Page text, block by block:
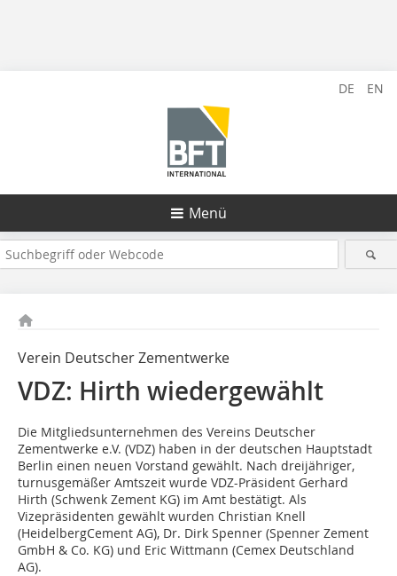
DE EN
Menü
Verein Deutscher Zementwerke
VDZ: Hirth wiedergewählt
Die Mitgliedsunternehmen des Vereins Deutscher
Zementwerke e.V. (VDZ) haben in der deutschen Hauptstadt
Berlin einen neuen Vorstand gewählt. Nach dreijähriger,
turnusgemäßer Amtszeit wurde VDZ-Präsident Gerhard
Hirth (Schwenk Zement KG) im Amt bestätigt. Als
Vizepräsidenten gewählt wurden Christian Knell
(HeidelbergCement AG), Dr. Dirk Spenner (Spenner Zement
GmbH & Co. KG) und Eric Wittmann (Cemex Deutschland
AG).